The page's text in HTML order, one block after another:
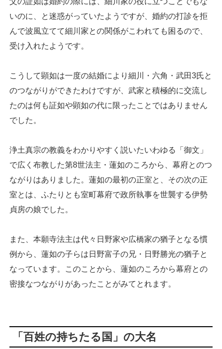
いのに、と迷惑がっていたようですが、婚約の打診を拒
んで波風立てて細川家との関係がこわれても困るので、
受け入れたようです。
こうして顕如は一度の結婚により細川・六角・武田3氏と
のつながりができたわけですが、武家と積極的に交流し
たのは何も証如や顕如の代に限ったことではありません
でした。
浄土真宗の教義をわかりやすく説いたいわゆる「御文」
で広く布教した第8世法主・蓮如のころから、幕府とのつ
ながりはありました。蓮如の最初の正室と、その次の正
室とは、ふたりとも室町幕府で政所執事を世襲する伊勢
貞房の娘でした。
また、本願寺法主は代々日野家や広橋家の猶子となる慣
例から、蓮如の子らは日野富子の兄・日野勝光の猶子と
なっています。このことから、蓮如のころから幕府との
密接なつながりがあったことがみてとれます。
「百姓の持ちたる国」の大名